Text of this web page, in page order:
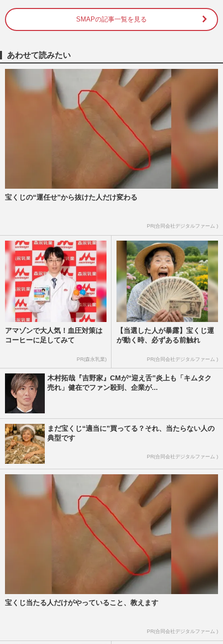
《男子バレー日本代表》ネーションズリー
グ怒涛の10連勝で決勝T進出！グッズ“完
週刊女性PRIME
【平成編】《有名人の衝撃だった結婚
TOP5》ロス続出の福山雅治＆吹石一恵を
僅差で超えた1位は、おしどり夫…
週刊女性2026年7月7日・14日号 2026/7/6
《モヤるCMランキングTOP10》木村拓哉
の『吉野家』、山田孝之の『ヤクルト』を
抑えた1位は松本人志出演の『…
週刊女性2026年6月30日号 2026/6/29
映画『マイケル』ロケットスタートで
SMAPの記事一覧を見る
あわせて読みたい
宝くじの“運任せ”から抜けた人だけ変わる
PR(合同会社デジタルファーム )
アマゾンで大人気！血圧対策は
コーヒーに足してみて
PR(森永乳業)
【当選した人が暴露】宝くじ運
が動く時、必ずある前触れ
PR(合同会社デジタルファーム )
木村拓哉『吉野家』CMが“迎え舌”炎上も「キムタク
売れ」健在でファン殺到、企業が...
まだ宝くじ“適当に”買ってる？それ、当たらない人の
典型です
PR(合同会社デジタルファーム )
宝くじ当たる人だけがやっていること、教えます
PR(合同会社デジタルファーム )